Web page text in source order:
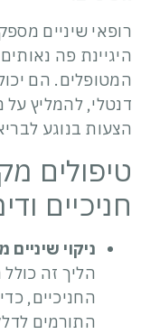
רופאי שיניים
היגיינת פה
המטופלים. הם
דנטלי, להמליץ ​​על
הצעות בנוגע
טיפולים
חניכיים
ניקוי
הליך זה
החניכיים,
התורמים